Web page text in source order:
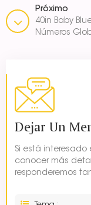
Próximo
40in Baby
Números
Dejar Un
Si está interesado
conocer más
responderemos